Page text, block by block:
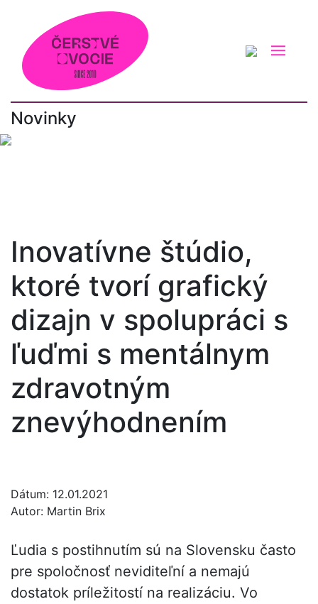
Novinky
Inovatívne štúdio,
ktoré tvorí grafický
dizajn v spolupráci s
ľuďmi s mentálnym
zdravotným
znevýhodnením
Dátum: 12.01.2021
Autor: Martin Brix
Ľudia s postihnutím sú na Slovensku často
pre spoločnosť neviditeľní a nemajú
dostatok príležitostí na realizáciu. Vo